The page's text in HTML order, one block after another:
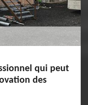
qui peut
des